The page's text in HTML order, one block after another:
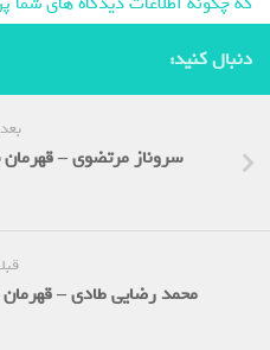
دنبال کنید:
سروناز مرتضوی –
محمد رضایی طادی –